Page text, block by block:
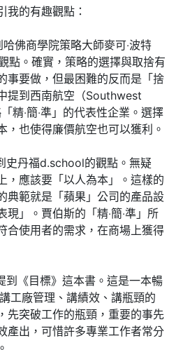
我的有趣觀點：
佛商學院策略大師麥可‧波特
點。確實，策略的選擇與取捨有
事要做，但最困難的反而是「捨
提到西南航空（Southwest
精‧簡‧準」的代表性企業。選擇
，也使得廉價航空也可以獲利。
史丹福d.school的觀點。無疑
，應該要「以人為本」。這樣的
典範就是「蘋果」公司的產品設
」。賈伯斯的「精‧簡‧準」所
合使用者的需求，在商場上獲得
到《目標》這本書。這是一本暢
工廠管理、講績效、講瓶頸的
先突破工作的瓶頸，重要的事先
產出，可惜許多專業工作者常分